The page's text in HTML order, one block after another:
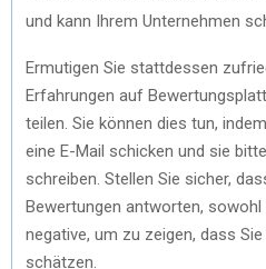
und kann Ihrem Unternehmen
Ermutigen Sie stattdessen
Erfahrungen auf
teilen. Sie können dies tun,
eine E-Mail schicken und sie
schreiben. Stellen Sie sicher,
Bewertungen antworten,
negative, um zu zeigen, dass
schätzen.